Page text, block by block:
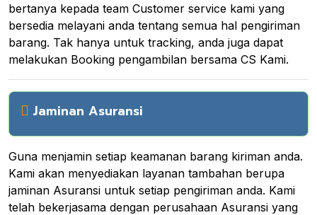
bertanya kepada team Customer service kami yang
bersedia melayani anda tentang semua hal pengiriman
barang. Tak hanya untuk tracking, anda juga dapat
melakukan Booking pengambilan bersama CS Kami.
Jaminan Asuransi
Guna menjamin setiap keamanan barang kiriman anda.
Kami akan menyediakan layanan tambahan berupa
jaminan Asuransi untuk setiap pengiriman anda. Kami
telah bekerjasama dengan perusahaan Asuransi yang